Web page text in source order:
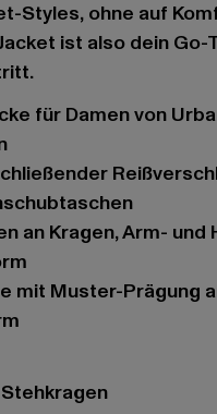
Styles, ohne auf
ist also dein Go-
für Damen von
mit Muster-Prägung